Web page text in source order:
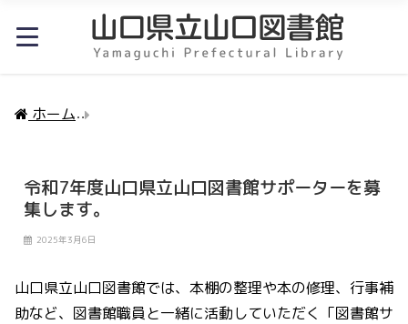
ホーム
令和7年度山口県立山口図書館サポーターを募
集します。
2025年3月6日
山口県立山口図書館では、本棚の整理や本の修理、行事補
助など、図書館職員と一緒に活動していただく「図書館サ